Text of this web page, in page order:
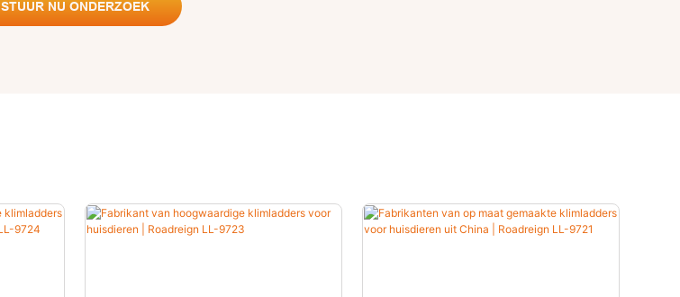
STUUR NU ONDERZOEK